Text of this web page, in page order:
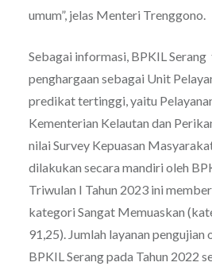
umum”, jelas Menteri Trenggono.
Sebagai informasi, BPKIL
penghargaan sebagai Unit
predikat tertinggi, yaitu
Kementerian Kelautan dan
nilai Survey Kepuasan
dilakukan secara mandiri oleh
Triwulan I Tahun 2023 ini
kategori Sangat Memuaskan
91,25). Jumlah layanan
BPKIL Serang pada Tahun 2022